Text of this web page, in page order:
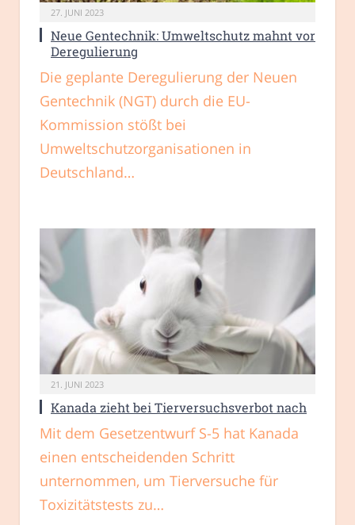
27. JUNI 2023
Neue Gentechnik: Umweltschutz mahnt vor
Deregulierung
Die geplante Deregulierung der Neuen
Gentechnik (NGT) durch die EU-
Kommission stößt bei
Umweltschutzorganisationen in
Deutschland…
21. JUNI 2023
Kanada zieht bei Tierversuchsverbot nach
Mit dem Gesetzentwurf S-5 hat Kanada
einen entscheidenden Schritt
unternommen, um Tierversuche für
Toxizitätstests zu…